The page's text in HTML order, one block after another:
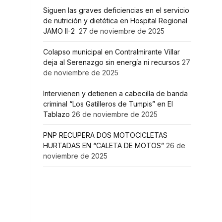
Siguen las graves deficiencias en el servicio
de nutrición y dietética en Hospital Regional
JAMO II-2 27 de noviembre de 2025
Colapso municipal en Contralmirante Villar
deja al Serenazgo sin energía ni recursos 27
de noviembre de 2025
Intervienen y detienen a cabecilla de banda
criminal “Los Gatilleros de Tumpis” en El
Tablazo 26 de noviembre de 2025
PNP RECUPERA DOS MOTOCICLETAS
HURTADAS EN “CALETA DE MOTOS” 26 de
noviembre de 2025